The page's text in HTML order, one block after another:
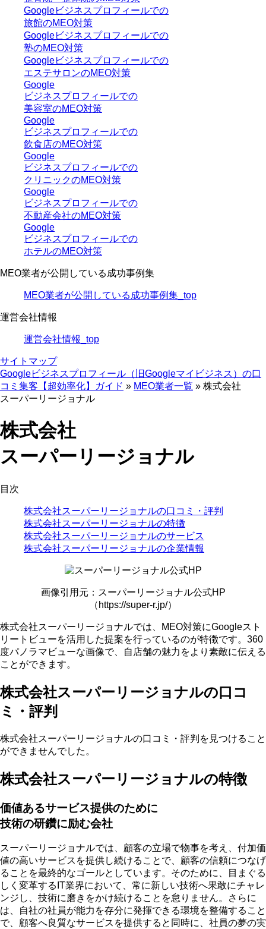
Googleビジネスプロフィールでの
旅館のMEO対策
Googleビジネスプロフィールでの
塾のMEO対策
Googleビジネスプロフィールでの
エステサロンのMEO対策
Google
ビジネスプロフィールでの
美容室のMEO対策
Google
ビジネスプロフィールでの
飲食店のMEO対策
Google
ビジネスプロフィールでの
クリニックのMEO対策
Google
ビジネスプロフィールでの
不動産会社のMEO対策
Google
ビジネスプロフィールでの
ホテルのMEO対策
MEO業者が公開している成功事例集
MEO業者が公開している成功事例集_top
運営会社情報
運営会社情報_top
サイトマップ
Googleビジネスプロフィール（旧Googleマイビジネス）の口
コミ集客【超効率化】ガイド » MEO業者一覧 » 株式会社
スーパーリージョナル
株式会社
スーパーリージョナル
目次
株式会社スーパーリージョナルの口コミ・評判
株式会社スーパーリージョナルの特徴
株式会社スーパーリージョナルのサービス
株式会社スーパーリージョナルの企業情報
画像引用元：スーパーリージョナル公式HP
（https://super-r.jp/）
株式会社スーパーリージョナルでは、MEO対策にGoogleスト
リートビューを活用した提案を行っているのが特徴です。360
度パノラマビューな画像で、自店舗の魅力をより素敵に伝える
ことができます。
株式会社スーパーリージョナルの口コ
ミ・評判
株式会社スーパーリージョナルの口コミ・評判を見つけること
ができませんでした。
株式会社スーパーリージョナルの特徴
価値あるサービス提供のために
技術の研鑽に励む会社
スーパーリージョナルでは、 顧客の立場で物事を考え、付加価
値の高いサービスを提供し続けることで、顧客の信頼につなげ
ることを最終的なゴールとしています。そのために、目まぐる
しく変革するIT業界において、常に新しい技術へ果敢にチャレ
ンジし、技術に磨きをかけ続けることを怠りません。さらに
は、自社の社員が能力を存分に発揮できる環境を整備すること
で、顧客へ良質なサービスを提供すると同時に、社員の夢の実